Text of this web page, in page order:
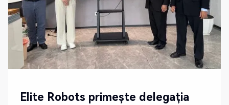
Elite Robots primește delegația